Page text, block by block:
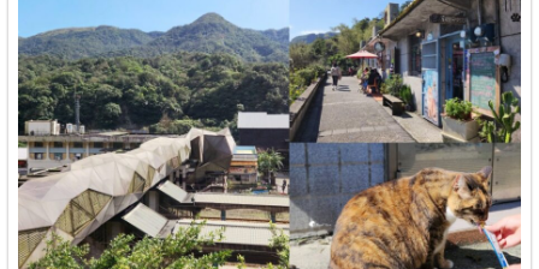
最新消息
最新留言
商家合作
推薦景點